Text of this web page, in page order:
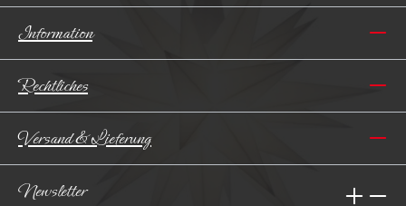
Information
Rechtliches
Versand & Lieferung
Newsletter